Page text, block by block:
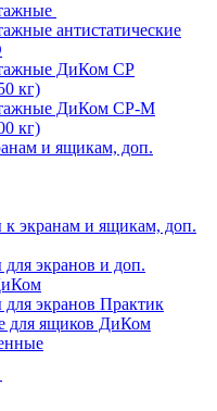
антистатические
ДиКом СР
кг)
ДиКом СР-М
кг)
и ящикам, доп.
к экранам и ящикам, доп.
для экранов и доп.
для экранов Практик
для ящиков ДиКом